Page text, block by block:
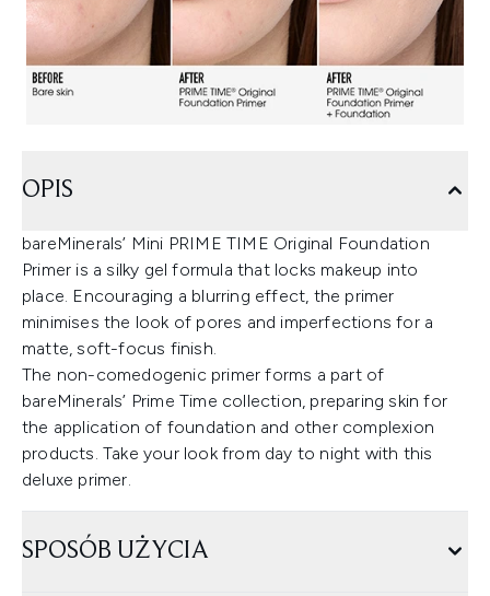
OPIS
bareMinerals’ Mini PRIME TIME Original Foundation
Primer is a silky gel formula that locks makeup into
place. Encouraging a blurring effect, the primer
minimises the look of pores and imperfections for a
matte, soft-focus finish.
The non-comedogenic primer forms a part of
bareMinerals’ Prime Time collection, preparing skin for
the application of foundation and other complexion
products. Take your look from day to night with this
deluxe primer.
SPOSÓB UŻYCIA